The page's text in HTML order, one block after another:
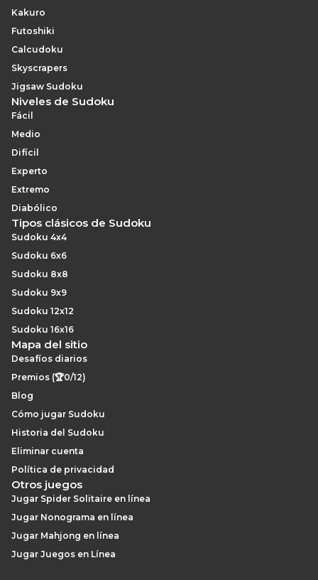
Kakuro
Futoshiki
Calcudoku
Skyscrapers
Jigsaw Sudoku
Niveles de Sudoku
Fácil
Medio
Difícil
Experto
Extremo
Diabólico
Tipos clásicos de Sudoku
Sudoku 4x4
Sudoku 6x6
Sudoku 8x8
Sudoku 9x9
Sudoku 12x12
Sudoku 16x16
Mapa del sitio
Desafíos diarios
Premios (🏆0/12)
Blog
Cómo jugar Sudoku
Historia del Sudoku
Eliminar cuenta
Política de privacidad
Otros juegos
Jugar Spider Solitaire en línea
Jugar Nonograma en línea
Jugar Mahjong en línea
Jugar Juegos en Línea